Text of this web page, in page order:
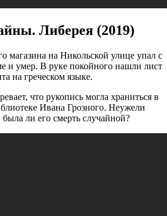
Либерея (2019)
магазина на Никольской улице упал с
и умер. В руке покойного нашли лист
на греческом языке.
что рукопись могла храниться в
Ивана Грозного. Неужели
ли его смерть случайной?